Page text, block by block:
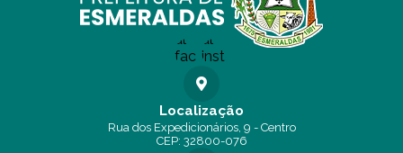
Localização
Rua dos Expedicionários, 9 - Centro
CEP: 32800-076